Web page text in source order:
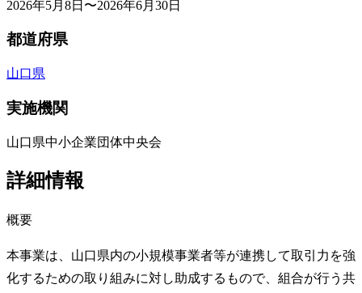
2026年5月8日〜2026年6月30日
都道府県
山口県
実施機関
山口県中小企業団体中央会
詳細情報
概要
本事業は、山口県内の小規模事業者等が連携して取引力を強
化するための取り組みに対し助成するもので、組合が行う共